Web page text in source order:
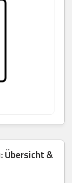
Übersicht &